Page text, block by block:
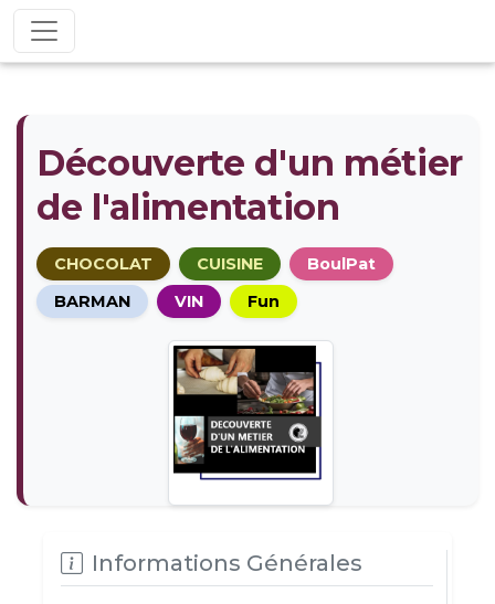
Découverte d'un métier
de l'alimentation
CHOCOLAT CUISINE
BoulPat
BARMAN
VIN Fun
Informations Générales